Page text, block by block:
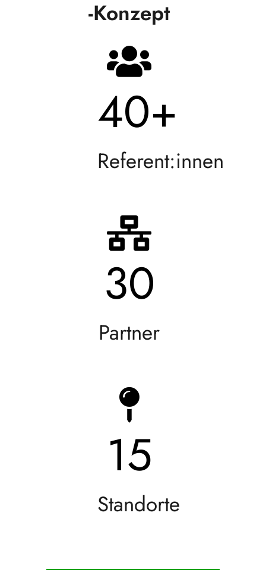
-Konzept
40+
Referent:innen
30
Partner
15
Standorte